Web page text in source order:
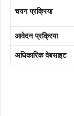
चयन प्रक्रिया
आवेदन प्रक्रिया
अधिकारिक वेबसाइट